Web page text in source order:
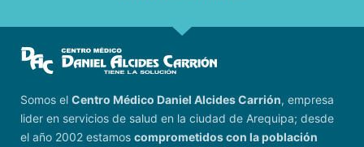
Somos el Centro Médico Daniel Alcides Carrión, empresa
lider en servicios de salud en la ciudad de Arequipa; desde
el año 2002 estamos comprometidos con la población